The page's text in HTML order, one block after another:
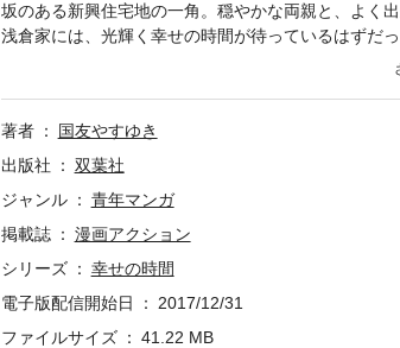
坂のある新興住宅地の一角。穏やかな両親と、よく
浅倉家には、光輝く幸せの時間が待っているはずだ
著者
国友やすゆき
出版社
双葉社
ジャンル
青年マンガ
掲載誌
漫画アクション
シリーズ
幸せの時間
電子版配信開始日
2017/12/31
ファイルサイズ
41.22 MB